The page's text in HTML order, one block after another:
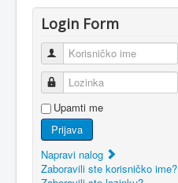
Login Form
Korisničko ime
Lozinka
Upamti me
Prijava
Napravi nalog
Zaboravili ste korisničko ime?